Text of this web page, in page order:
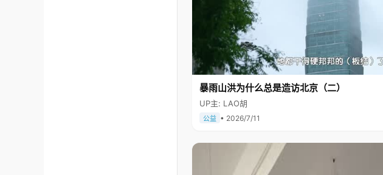
暴雨山洪为什么总是造访北京（二）
UP主: LAO胡
公益 • 2026/7/11